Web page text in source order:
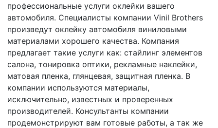
профессиональные услуги оклейки вашего
автомобиля. Специалисты компании Vinil Brothers
произведут оклейку автомобиля виниловыми
материалами хорошего качества. Компания
предлагает такие услуги как: стайлинг элементов
салона, тонировка оптики, рекламные наклейки,
матовая пленка, глянцевая, защитная пленка. В
компании используются материалы,
исключительно, известных и проверенных
производителей. Консультанты компании
продемонстрируют вам готовые работы, а так же